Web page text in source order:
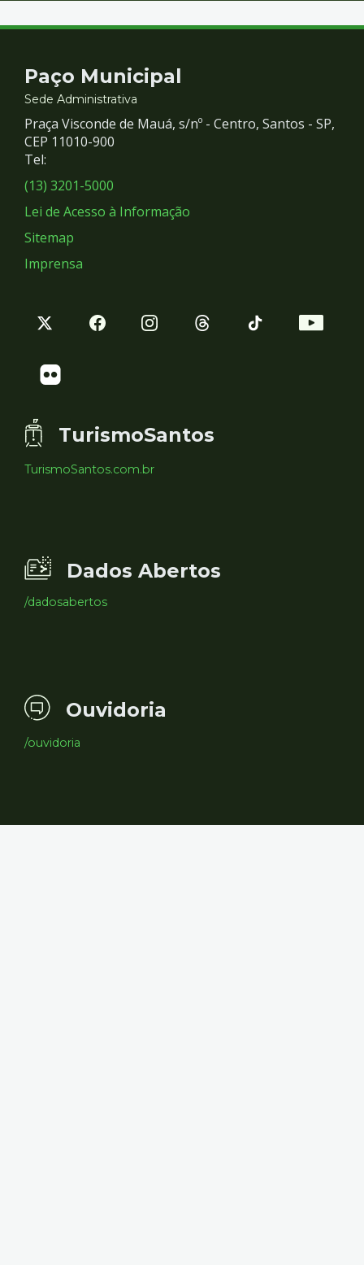
Contato
e
Redes
Sociais
Paço Municipal
Sede Administrativa
Praça Visconde de Mauá, s/nº - Centro, Santos - SP,
CEP 11010-900
Tel:
(13) 3201-5000
Lei de Acesso à Informação
Sitemap
Imprensa
TurismoSantos
TurismoSantos.com.br
Dados Abertos
/dadosabertos
Ouvidoria
/ouvidoria